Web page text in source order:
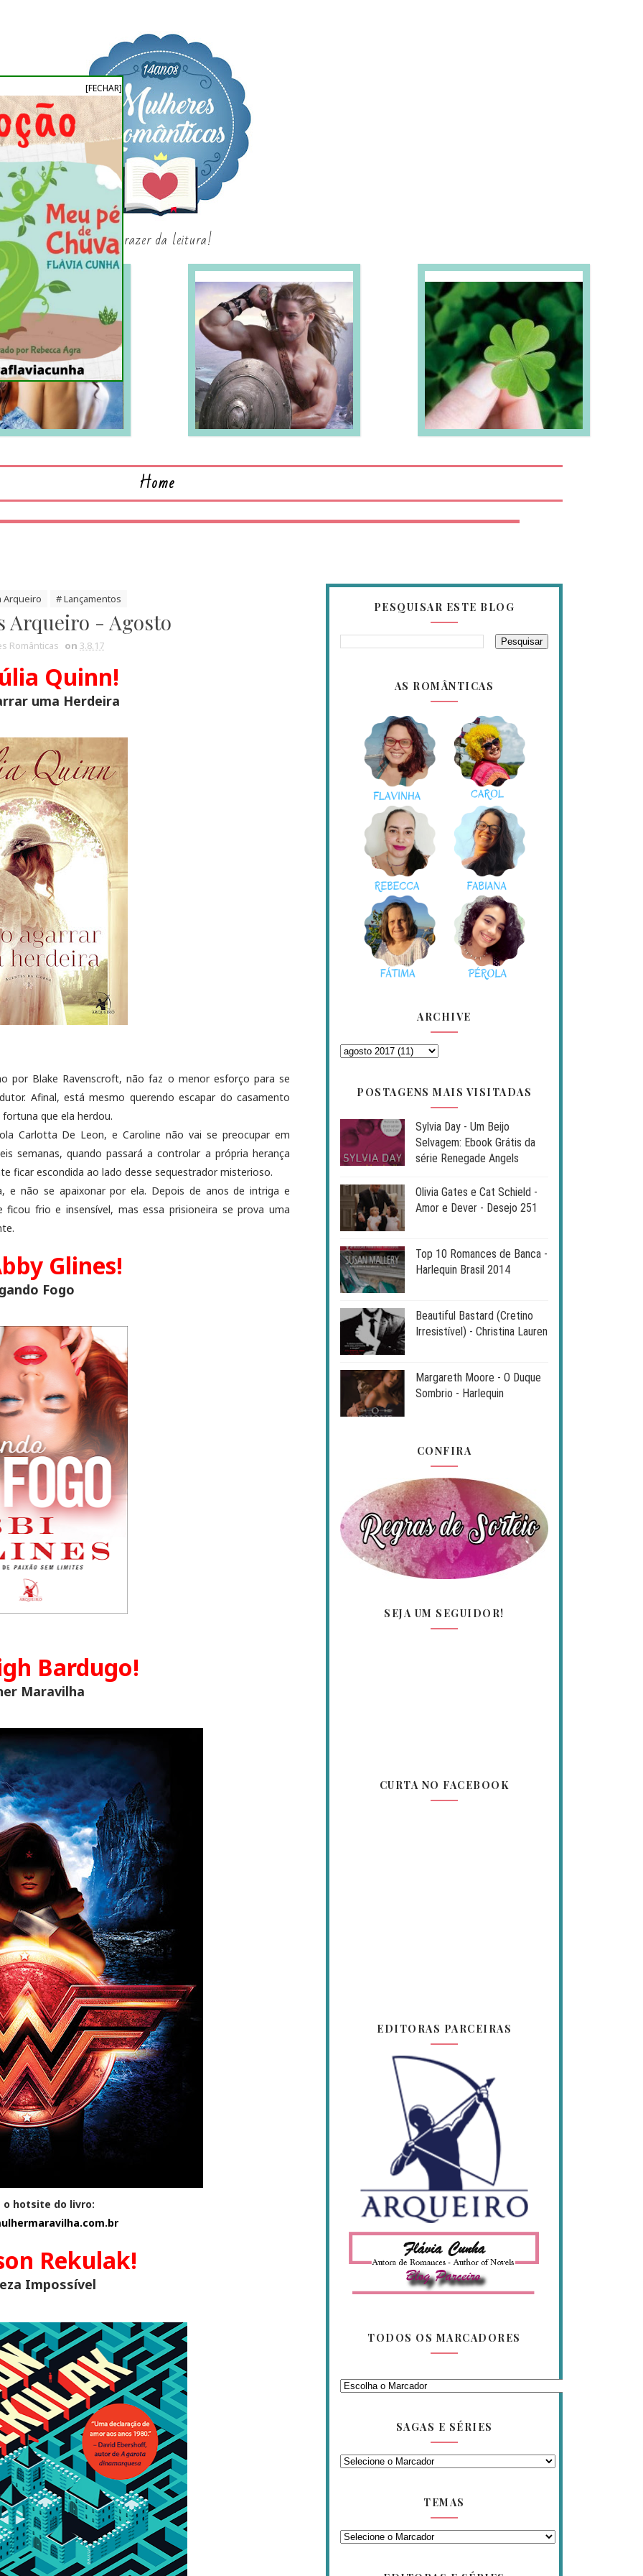
[FECHAR]
o prazer da leitura!
LEIA MAIS
SORTEIOS E PROMOÇÕES
LEIA MAIS
Home
Arqueiro # Lançamentos
Arqueiro - Agosto
Românticas on 3.8.17
Quinn!
uma Herdeira
por Blake Ravenscroft, não faz o menor esforço para se
Afinal, está mesmo querendo escapar do casamento
que ela herdou.
Carlotta De Leon, e Caroline não vai se preocupar em
semanas, quando passará a controlar a própria herança
ficar escondida ao lado desse sequestrador misterioso.
e não se apaixonar por ela. Depois de anos de intriga e
frio e insensível, mas essa prisioneira se prova uma
Glines!
Fogo
Bardugo!
Maravilha
o hotsite do livro:
Rekulak!
Impossível
PESQUISAR ESTE BLOG
AS ROMÂNTICAS
ARCHIVE
POSTAGENS MAIS VISITADAS
Sylvia Day - Um Beijo
Selvagem: Ebook Grátis da
série Renegade Angels
Olivia Gates e Cat Schield -
Amor e Dever - Desejo 251
Top 10 Romances de Banca -
Harlequin Brasil 2014
Beautiful Bastard (Cretino
Irresistível) - Christina Lauren
Margareth Moore - O Duque
Sombrio - Harlequin
CONFIRA
SEJA UM SEGUIDOR!
CURTA NO FACEBOOK
EDITORAS PARCEIRAS
TODOS OS MARCADORES
SAGAS E SÉRIES
TEMAS